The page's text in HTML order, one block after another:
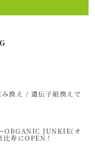
換え / 遺伝子組換えで
ORGANIC JUNKIE(オ
寿にOPEN！